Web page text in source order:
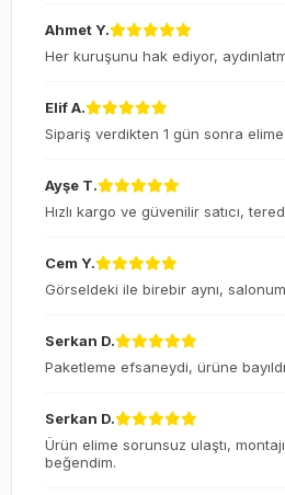
Ahmet Y.
Her kuruşunu hak ediyor,
Elif A.
Sipariş verdikten 1 gün sonra
Ayşe T.
Hızlı kargo ve güvenilir satıcı,
Cem Y.
Görseldeki ile birebir aynı,
Serkan D.
Paketleme efsaneydi, ürüne
Serkan D.
Ürün elime sorunsuz ulaştı,
beğendim.